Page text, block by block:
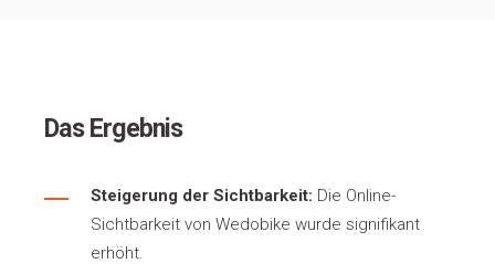
Das Ergebnis
Steigerung der Sichtbarkeit: Die Online-
Sichtbarkeit von Wedobike wurde signifikant
erhöht.